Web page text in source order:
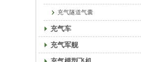
充气隧道气囊
充气车
充气军舰